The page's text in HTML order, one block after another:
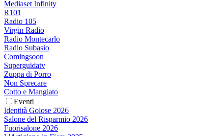
Mediaset Infinity
R101
Radio 105
Virgin Radio
Radio Montecarlo
Radio Subasio
Comingsoon
Superguidatv
Zuppa di Porro
Non Sprecare
Cotto e Mangiato
Eventi
Identità Golose 2026
Salone del Risparmio 2026
Fuorisalone 2026